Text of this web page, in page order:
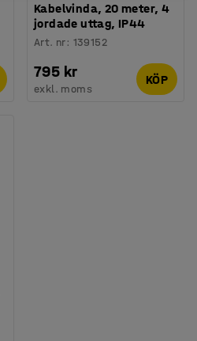
Kabelvinda, 20 meter, 4
jordade uttag, IP44
Art. nr: 139152
795 kr
exkl. moms
KÖP